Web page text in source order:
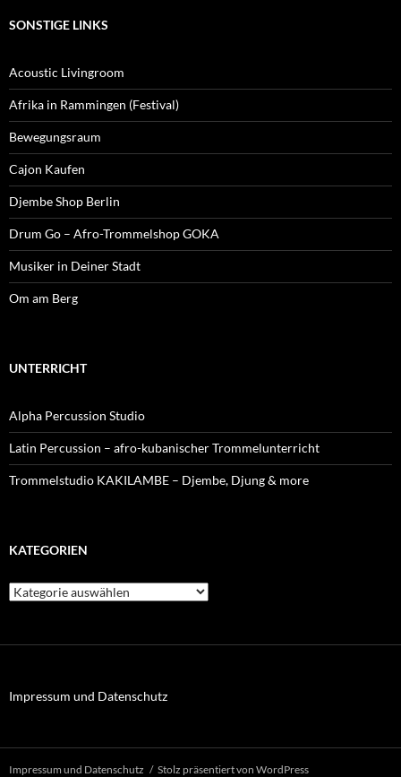
SONSTIGE LINKS
Acoustic Livingroom
Afrika in Rammingen (Festival)
Bewegungsraum
Cajon Kaufen
Djembe Shop Berlin
Drum Go – Afro-Trommelshop GOKA
Musiker in Deiner Stadt
Om am Berg
UNTERRICHT
Alpha Percussion Studio
Latin Percussion – afro-kubanischer Trommelunterricht
Trommelstudio KAKILAMBE – Djembe, Djung & more
KATEGORIEN
Kategorien
Impressum und Datenschutz
Impressum und Datenschutz Stolz präsentiert von WordPress